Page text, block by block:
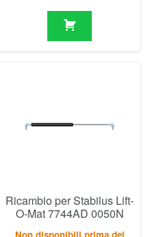
Ricambio per Stabilus Lift-
O-Mat 7744AD 0050N